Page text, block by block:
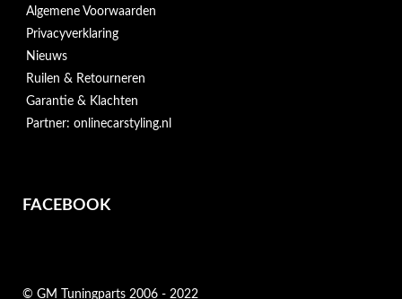
Algemene Voorwaarden
Privacyverklaring
Nieuws
Ruilen & Retourneren
Garantie & Klachten
Partner: onlinecarstyling.nl
FACEBOOK
© GM Tuningparts 2006 - 2022